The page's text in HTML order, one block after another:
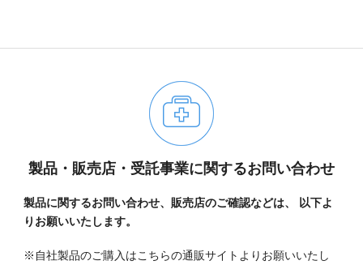
製品・販売店・受託事業に関するお問い合わせ
製品に関するお問い合わせ、販売店のご確認などは、
以下よ
りお願いいたします。
※自社製品のご購入はこちらの通販サイトよりお願いいたし
06-6943-8956
受付時間：受付 : 10時〜16時 月〜金
※祝日を除く
※新型コロナウイルス感染症対策として、
現在、受付時間を一部短縮しております。
ご了承ください。